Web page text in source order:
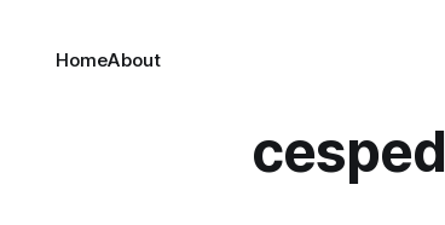
HomeAbout
cesped